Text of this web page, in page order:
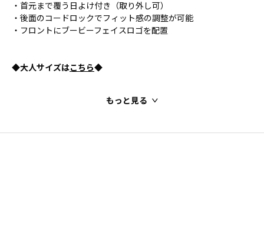
・首元まで覆う日よけ付き（取り外し可）
・後面のコードロックでフィット感の調整が可能
・フロントにブービーフェイスロゴを配置
◆大人サイズはこちら◆
もっと見る